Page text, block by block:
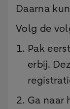
Daarna
Volg de
Pak
erbij.
Ga naar